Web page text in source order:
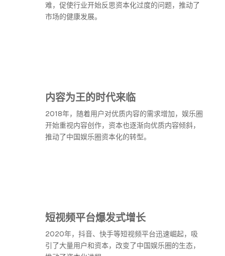
难，促使行业开始反思资本化过度的问题，推动了
市场的健康发展。
内容为王的时代来临
2018年，随着用户对优质内容的需求增加，娱乐圈
开始重视内容创作，资本也逐渐向优质内容倾斜，
推动了中国娱乐圈资本化的转型。
短视频平台爆发式增长
2020年，抖音、快手等短视频平台迅速崛起，吸
引了大量用户和资本，改变了中国娱乐圈的生态，